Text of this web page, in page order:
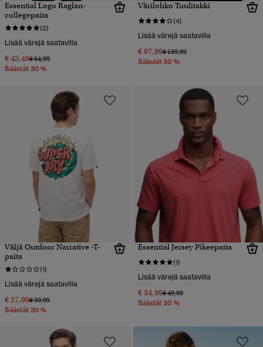
Essential Logo Raglan-
collegepaita
(2)
Lisää värejä saatavilla
€ 45,49Hinta alennettu hinnasta
€ 64,99hintaan
Säästät 30 %
Värilohko Tuulitakki
(4)
Lisää värejä saatavilla
€ 97,99Hinta alennettu hinnasta
€ 139,99hintaan
Säästät 30 %
Väljä Outdoor Narrative -T-
paita
(1)
Lisää värejä saatavilla
€ 27,99Hinta alennettu hinnasta
€ 39,99hintaan
Säästät 30 %
Essential Jersey Pikeepaita
(1)
Lisää värejä saatavilla
€ 34,99Hinta alennettu hinnasta
€ 49,99hintaan
Säästät 30 %